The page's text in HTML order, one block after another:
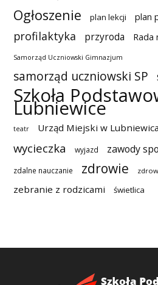
Ogłoszenie plan lekcji plan
profilaktyka przyroda Rada
Samorząd Uczniowski Gimnazjum
samorząd uczniowski SP
Szkoła
Lubniewice
teatr Urząd Miejski w
wycieczka wyjazd zawody
zdalne nauczanie zdrowie
zebranie z rodzicami świetlica